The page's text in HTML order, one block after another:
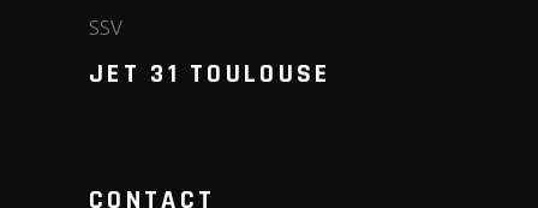
SSV
JET 31 TOULOUSE
CONTACT